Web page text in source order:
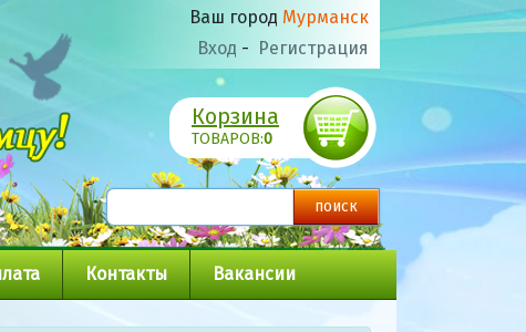
Ваш город Мурманск
Вход - Регистрация
Корзина
ТОВАРОВ:0
Контакты Вакансии